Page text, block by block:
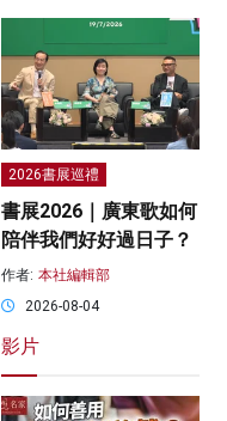
2026書展巡禮
書展2026｜廣東歌如何
陪伴我們好好過日子？
作者: 本社編輯部
2026-08-04
影片